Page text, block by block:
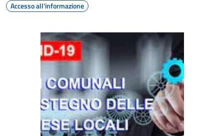
Accesso all'informazione